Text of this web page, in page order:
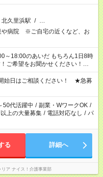
北久里浜駅 / …
や病院 ※ご自宅の近くなど、お
～18:00のあいだ もちろん1日8時
ご希望をお聞かせください！★家
も遠慮なくご相談ください。 ※
要です
始日はご相談ください！ ★急募
50代活躍中 / 副業・WワークOK /
上の大量募集 / 電話対応なし / パ
る 詳細へ
リア ナイス！介護事業部